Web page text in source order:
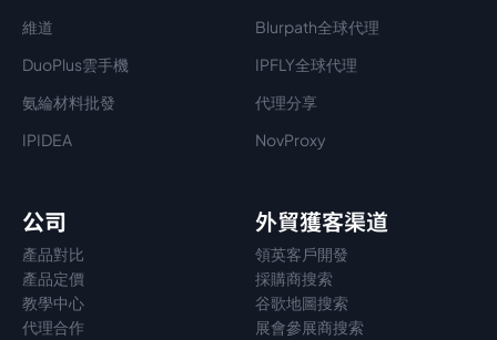
維道
Blurpath全球代理
DuoPlus雲手機
IPFLY全球代理
氨綸材料批發
代理分享
IPIDEA
NovProxy
公司
產品對比
產品定價
教學中心
代理合作
外貿獲客渠道
領英客戶開發
採購商搜索
谷歌地圖搜索
展會參展商搜索